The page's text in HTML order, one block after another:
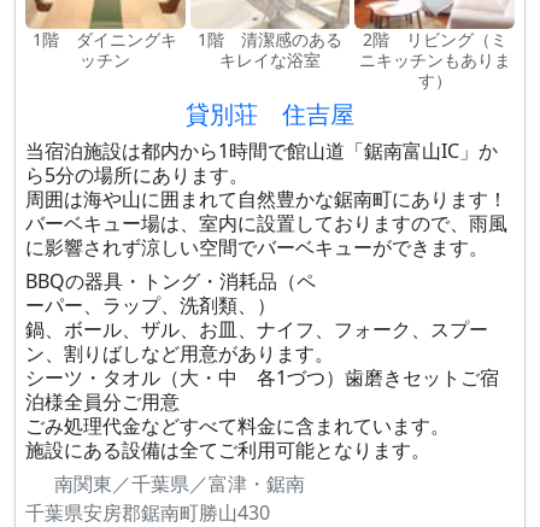
1階 ダイニングキ
ッチン
1階 清潔感のある
キレイな浴室
2階 リビング（ミ
ニキッチンもありま
す）
貸別荘 住吉屋
当宿泊施設は都内から1時間で館山道「鋸南富山IC」か
ら5分の場所にあります。
周囲は海や山に囲まれて自然豊かな鋸南町にあります！
バーベキュー場は、室内に設置しておりますので、雨風
に影響されず涼しい空間でバーベキューができます。
BBQの器具・トング・消耗品（ペ
ーパー、ラップ、洗剤類、）
鍋、ボール、ザル、お皿、ナイフ、フォーク、スプー
ン、割りばしなど用意があります。
シーツ・タオル（大・中 各1づつ）歯磨きセットご宿
泊様全員分ご用意
ごみ処理代金などすべて料金に含まれています。
施設にある設備は全てご利用可能となります。
南関東／千葉県／富津・鋸南
千葉県安房郡鋸南町勝山430